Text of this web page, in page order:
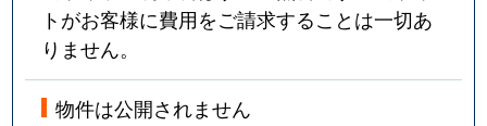
トがお客様に費用をご請求することは一切あ
りません。
物件は公開されません